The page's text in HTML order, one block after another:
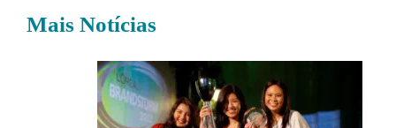
Mais Notícias